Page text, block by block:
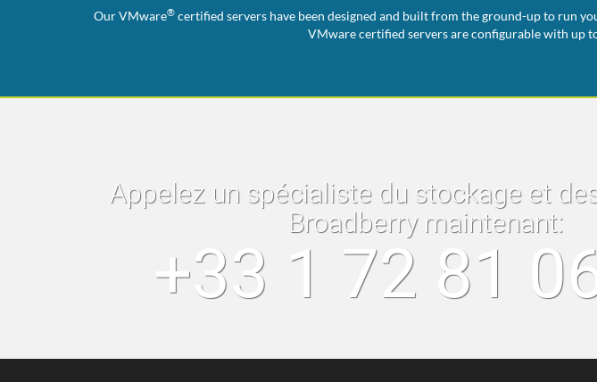
Our VMware®certified servers have been designed and built from the ground-up to run
VMware certified servers are configurable with up
Appelez un spécialiste du stockage et
Broadberry maintenant:
+33 1 72 81